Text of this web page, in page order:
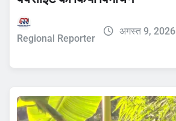
Regional Reporter
अगस्त 9, 2026